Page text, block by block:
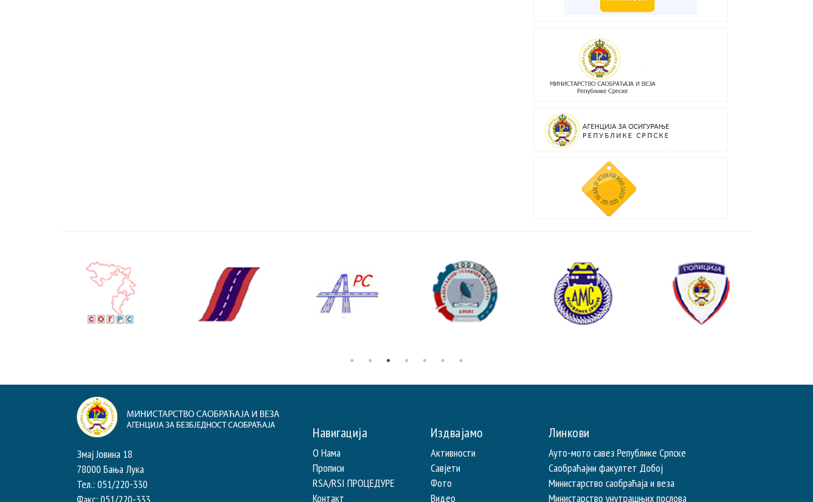
Змај Јовина 18
78000 Бања Лука
Тел.: 051/220-330
Факс: 051/220-333
Навигација
О Нама
Прописи
RSA/RSI ПРОЦЕДУРЕ
Контакт
Издвајамо
Активности
Савјети
Фото
Видео
Линкови
Ауто-мото савез Републике Српске
Саобраћајни факултет Добој
Министарство саобраћаја и веза
Министарство унутрашњих послова